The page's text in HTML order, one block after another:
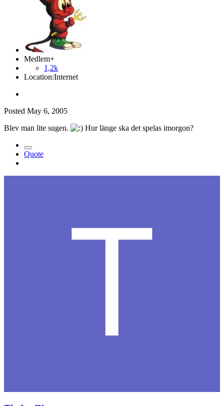
Medlem+
1,2k
Location:Internet
Posted May 6, 2005
Blev man lite sugen.
Hur länge ska det spelas imorgon?
Quote